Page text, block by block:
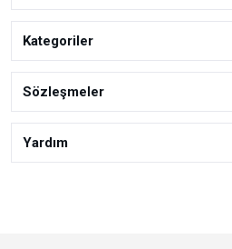
Kategoriler
Sözleşmeler
Yardım